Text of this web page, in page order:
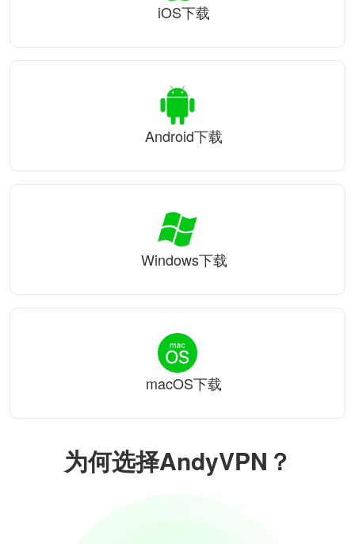
为何选择AndyVPN？
iOS下载
Android下载
Windows下载
macOS下载